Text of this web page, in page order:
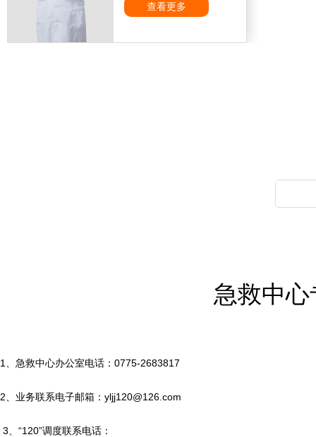
⑷重大活动保健任务30次、应急演练8次。
2、突发公共卫生事件和灾害性事故发生时的紧急医疗救援；
查看更多
急救中
1 、急救中心办公室电话： 0775-2683817
2 、业务联系电子邮箱： yljj120@126.com
3 “120”调度联系电话：